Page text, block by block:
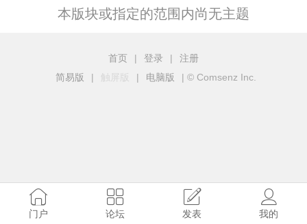
本版块或指定的范围内尚无主题
首页 | 登录 |
注册
简易版
| 触屏版 | 电脑版 | © Comsenz Inc.
门户 论坛 发表 我的